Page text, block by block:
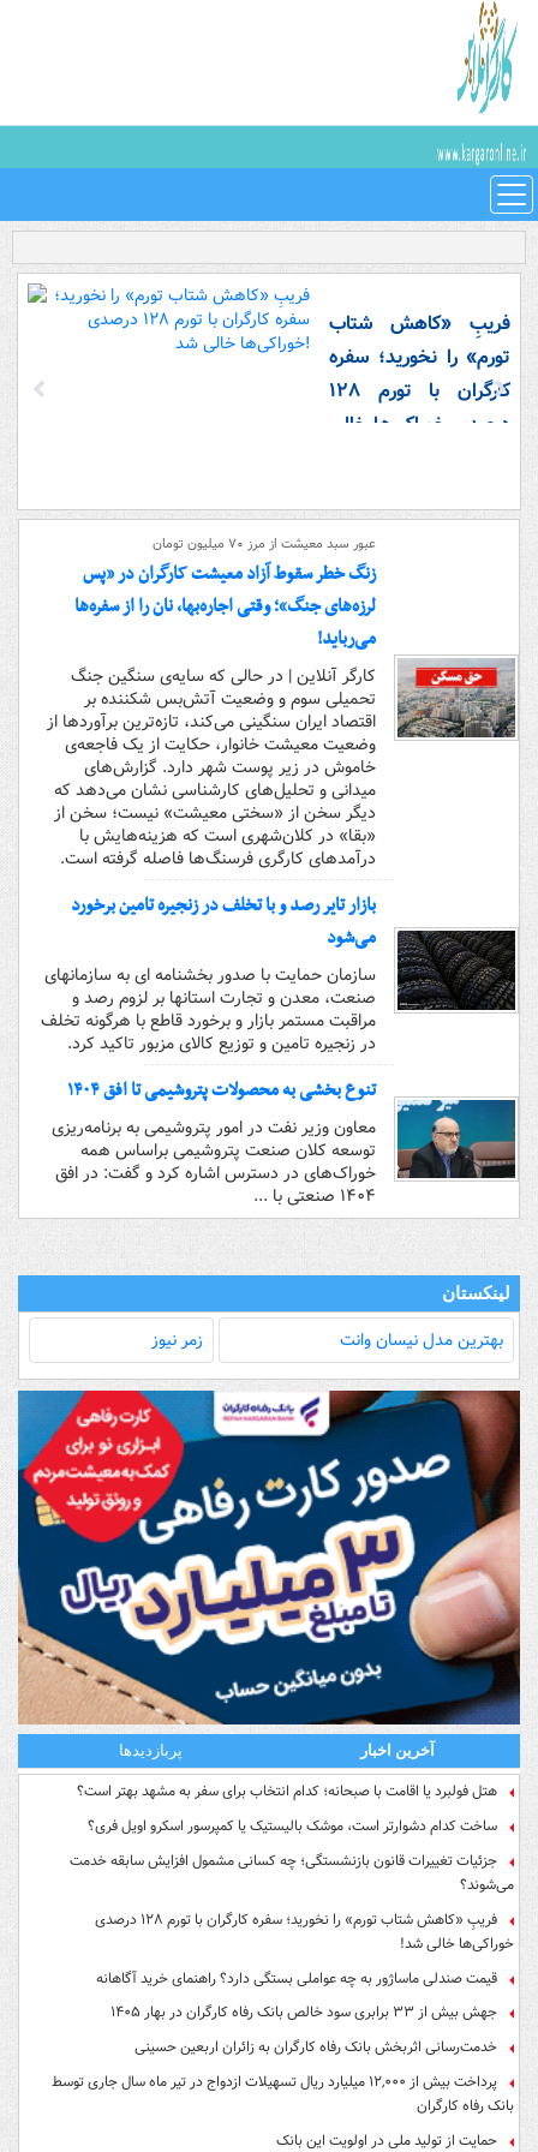
فریبِ «کاهش شتاب
تورم» را نخورید؛ سفره
کارگران با تورم ۱۲۸
درصدی خوراکی‌ها خالی
عبور سبد معیشت از مرز ۷۰ میلیون تومان
زنگ خطر سقوط آزاد معیشت کارگران در «پس
لرزه‌های جنگ»؛ وقتی اجاره‌بها، نان را از سفره‌ها
می‌رباید!
کارگر آنلاین | در حالی که سایه‌ی سنگین جنگ
تحمیلی سوم و وضعیت آتش‌بس شکننده بر
اقتصاد ایران سنگینی می‌کند، تازه‌ترین برآوردها از
وضعیت معیشت خانوار، حکایت از یک فاجعه‌ی
خاموش در زیر پوست شهر دارد. گزارش‌های
میدانی و تحلیل‌های کارشناسی نشان می‌دهد که
دیگر سخن از «سختی معیشت» نیست؛ سخن از
«بقا» در کلان‌شهری است که هزینه‌هایش با
درآمدهای کارگری فرسنگ‌ها فاصله گرفته است.
بازار تایر رصد و با تخلف در زنجیره تامین برخورد
می‌شود
سازمان حمایت با صدور بخشنامه ای به سازمانهای
صنعت، معدن و تجارت استانها بر لزوم رصد و
مراقبت مستمر بازار و برخورد قاطع با هرگونه تخلف
در زنجیره تامین و توزیع کالای مزبور تاکید کرد.
تنوع بخشی به محصولات پتروشیمی تا افق ۱۴۰۴
معاون وزیر نفت در امور پتروشیمی به برنامه‌ریزی
توسعه کلان صنعت پتروشیمی براساس همه
خوراک‌های در دسترس اشاره کرد و گفت: در افق
۱۴۰۴ صنعتی با ...
لینکستان
بهترین مدل‌ نیسان وانت زمر نیوز
آخرین اخبار پربازدیدها
هتل فولبرد یا اقامت با صبحانه؛ کدام انتخاب برای سفر به مشهد بهتر است؟
ساخت کدام دشوارتر است، موشک بالیستیک یا کمپرسور اسکرو اویل فری؟
جزئیات تغییرات قانون بازنشستگی؛ چه کسانی مشمول افزایش سابقه خدمت
می‌شوند؟
فریبِ «کاهش شتاب تورم» را نخورید؛ سفره کارگران با تورم ۱۲۸ درصدی
خوراکی‌ها خالی شد!
قیمت صندلی ماساژور به چه عواملی بستگی دارد؟ راهنمای خرید آگاهانه
جهش بیش از ۳۳ برابری سود خالص بانک رفاه کارگران در بهار ۱۴۰۵
خدمت‌رسانی اثربخش بانک رفاه کارگران به زائران اربعین حسینی
پرداخت بیش از ۱۲,۰۰۰ میلیارد ریال تسهیلات ازدواج در تیر ماه سال جاری توسط
بانک رفاه کارگران
حمایت از تولید ملی در اولویت این بانک